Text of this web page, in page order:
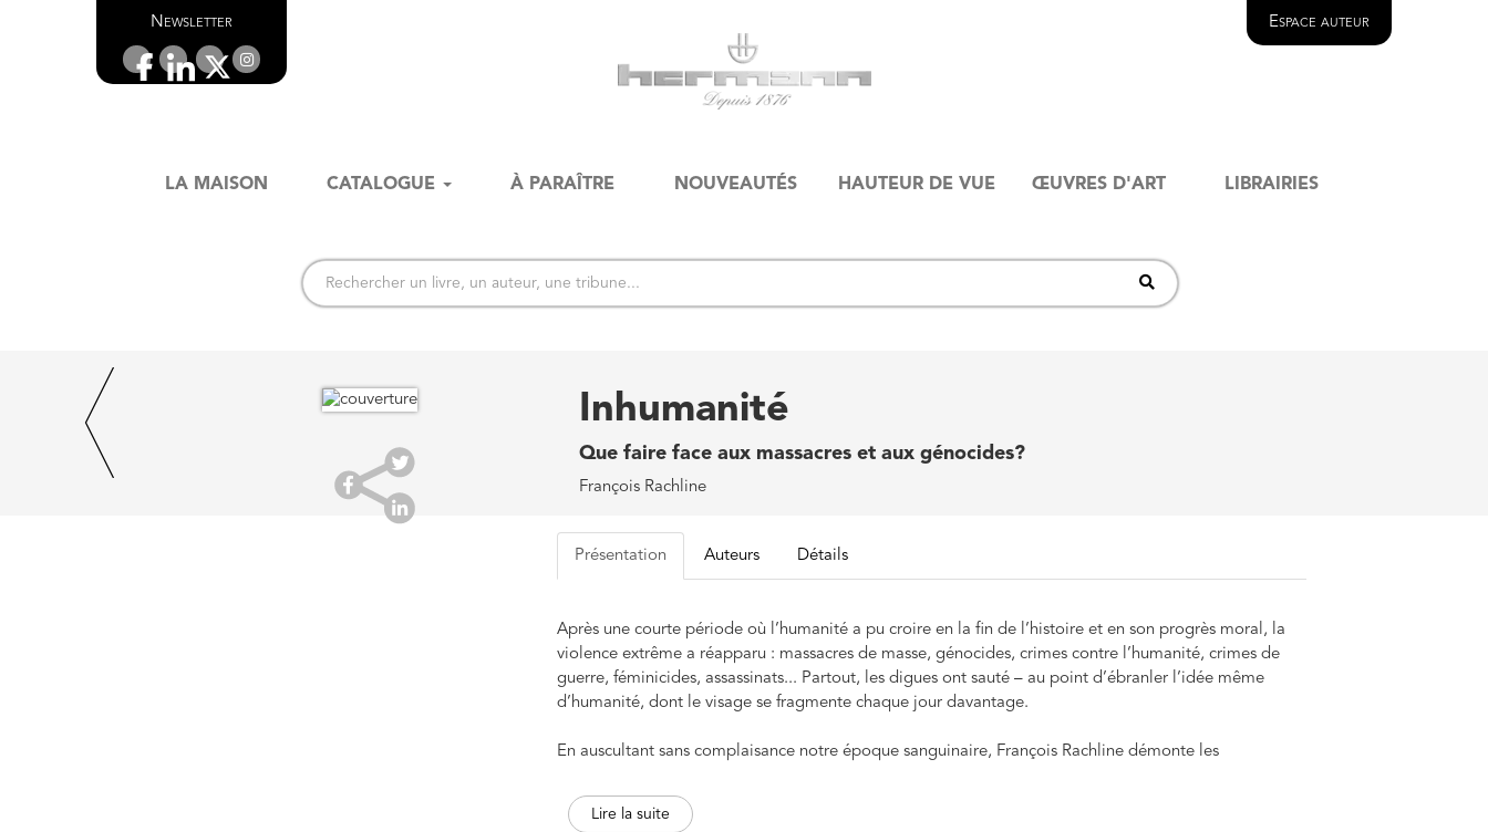
Newsletter Espace auteur
LA MAISON CATALOGUE À PARAÎTRE NOUVEAUTÉS HAUTEUR DE VUE ŒUVRES D'ART LIBRAIRIES
Inhumanité
Que faire face aux massacres et aux génocides?
François Rachline
Présentation Auteurs Détails
Après une courte période où l’humanité a pu croire en la fin de l’histoire et en son progrès moral, la
violence extrême a réapparu : massacres de masse, génocides, crimes contre l’humanité, crimes de
guerre, féminicides, assassinats... Partout, les digues ont sauté – au point d’ébranler l’idée même
d’humanité, dont le visage se fragmente chaque jour davantage.
En auscultant sans complaisance notre époque sanguinaire, François Rachline démonte les
valeurs universalistes, pour mettre à jour une vérité troublante : nous portons tous en nous la capacité
du pire. Une question s’impose : et si l’inhumanité était constitutive de l’être humain ? Dès lors,
Lire la suite